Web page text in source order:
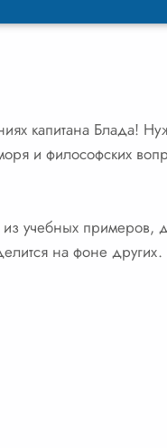
капитана Блада!
и философских
из учебных примеров,
на фоне